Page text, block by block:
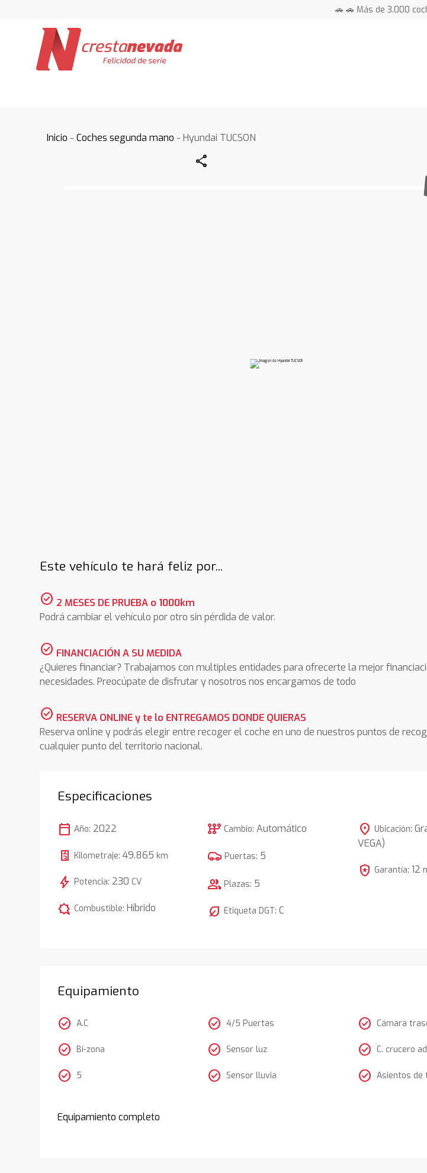
🚗 🚗 Más de 3.000
Inicio -Coches segunda mano - Hyundai TUCSON
Share
Este vehículo te hará feliz por...
check_circle 2 MESES DE PRUEBA o 1000km
Podrá cambiar el vehículo por otro sin pérdida de valor.
check_circle FINANCIACIÓN A SU MEDIDA
¿Quieres financiar? Trabajamos con multiples entidades para ofrecerte la mejor
necesidades. Preocúpate de disfrutar y nosotros nos encargamos de todo
check_circle RESERVA ONLINE y te lo ENTREGAMOS DONDE QUIERAS
Reserva online y podrás elegir entre recoger el coche en uno de nuestros puntos de
cualquier punto del territorio nacional.
Especificaciones
calendar_today Año: 2022
Kilometraje:49.865 km
bolt Potencia: 230 CV
comic_bubble Combustible:Híbrido
auto_transmission Cambio:Automático
Puertas: 5
group Plazas: 5
nest_eco_leaf Etiqueta DGT:C
location_on Ubicación:
VEGA)
local_police Garantía: 12
Equipamiento
check_circle A.C
check_circle Bi-zona
check_circle 5
check_circle 4/5 Puertas
check_circle Sensor luz
check_circle Sensor lluvia
check_circle Cámara
check_circle C. crucero
check_circle Asientos de
Equipamiento completo